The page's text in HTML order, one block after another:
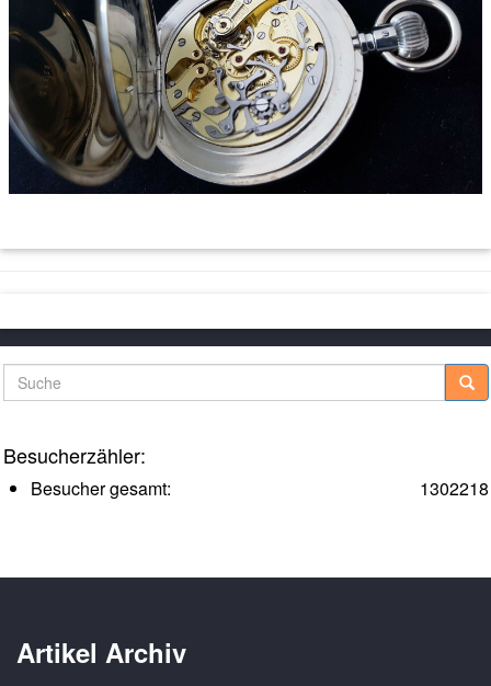
Suche
Besucherzähler:
1302218
Besucher gesamt:
Artikel Archiv